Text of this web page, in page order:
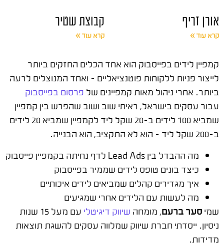
אורן זריף
קרא עוד »
קבוצת שטיר
קרא עוד »
קמפיין לידים בפייסבוק הוא אחד הכלים החזקים ביותר
לייצור פניות ללקוחות פוטנציאליים – ואחד המנוצלים לרעה
ביותר. אחרי ניהול מאות קמפיינים של פרסום בפייסבוק
עבור עסקים בישראל, ראיתי שוב ושוב שהפרש בין קמפיין
שמביא 100 לידים ב-20 שקל ליד לקמפיין שמביא 20 לידים
ב-200 שקל ליד – הוא לא התקציב, הוא הבנייה.
מה ההבדל בין Lead Ads לדף נחיתה בקמפיין פייסבוק
כיצד בונים טופס לידים שממיר בפייסבוק
איך מגדירים קהלים שמביאים לידים איכותיים
מה לעשות עם הלידים אחרי שמגיעים
שמיסער ברעם, מומחה שיווק דיגיטלי
עם מעל 15 שנות
ניסיון. ייסדתי חברת שיווק שמלווה עסקים להשגת תוצאות
מדידות.